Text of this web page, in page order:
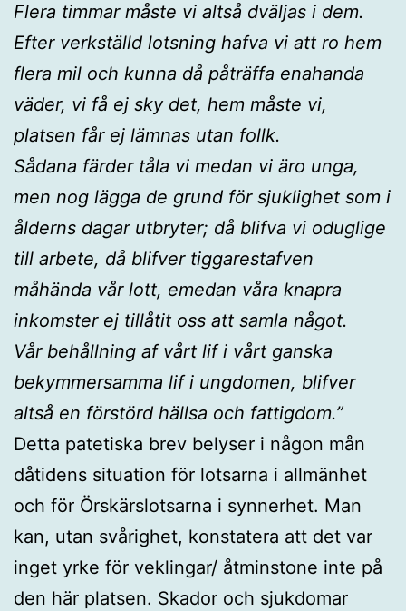
Flera timmar måste vi altså dväljas i dem.
Efter verkställd lotsning hafva vi att ro hem
flera mil och kunna då påträffa enahanda
väder, vi få ej sky det, hem måste vi,
platsen får ej lämnas utan follk.
Sådana färder tåla vi medan vi äro unga,
men nog lägga de grund för sjuklighet som i
ålderns dagar utbryter; då blifva vi oduglige
till arbete, då blifver tiggarestafven
måhända vår lott, emedan våra knapra
inkomster ej tillåtit oss att samla något.
Vår behållning af vårt lif i vårt ganska
bekymmersamma lif i ungdomen, blifver
altså en förstörd hällsa och fattigdom.”
Detta patetiska brev belyser i någon mån
dåtidens situation för lotsarna i allmänhet
och för Örskärslotsarna i synnerhet. Man
kan, utan svårighet, konstatera att det var
inget yrke för veklingar/ åtminstone inte på
den här platsen. Skador och sjukdomar